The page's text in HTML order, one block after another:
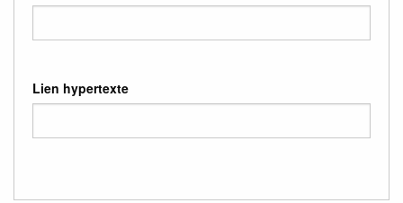
Lien hypertexte